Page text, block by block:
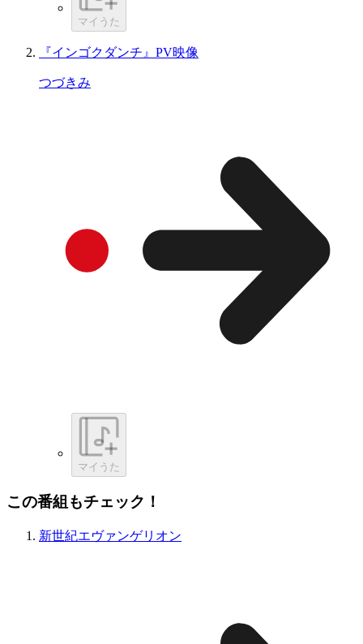
マイうた
『インゴクダンチ』PV映像
つづきみ
マイうた
この番組もチェック！
新世紀エヴァンゲリオン